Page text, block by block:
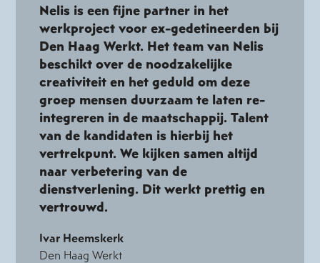
Nelis is een fijne partner in het
werkproject voor ex-gedetineerden bij
Den Haag Werkt. Het team van Nelis
beschikt over de noodzakelijke
creativiteit en het geduld om deze
groep mensen duurzaam te laten re-
integreren in de maatschappij. Talent
van de kandidaten is hierbij het
vertrekpunt. We kijken samen altijd
naar verbetering van de
dienstverlening. Dit werkt prettig en
vertrouwd.
Ivar Heemskerk
Den Haag Werkt